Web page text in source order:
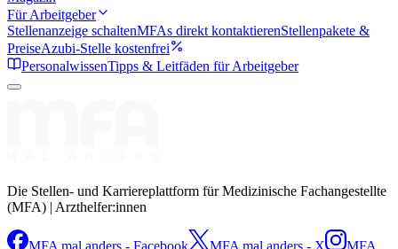
Für Arbeitgeber
Stellenanzeige schaltenMFAs direkt kontaktierenStellenpakete &
PreiseAzubi-Stelle kostenfrei
PersonalwissenTipps & Leitfäden für Arbeitgeber
Die Stellen- und Karriereplattform für Medizinische Fachangestellte
(MFA) | Arzthelfer:innen
MFA mal anders - Facebook MFA mal anders - X
MFA